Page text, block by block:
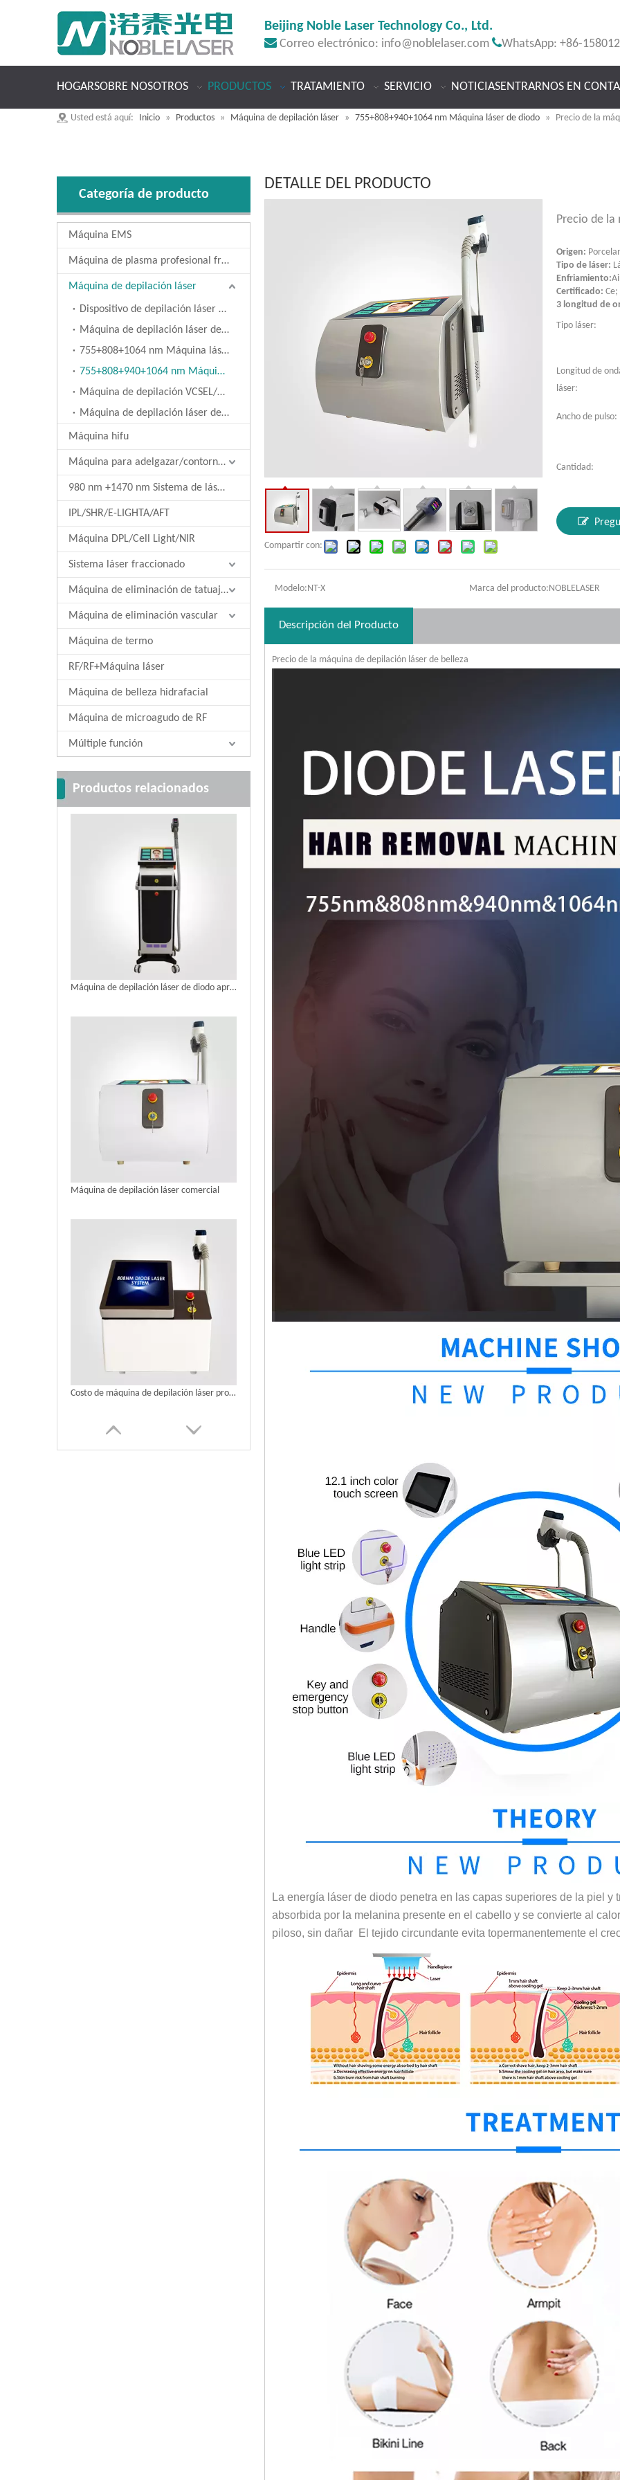
Beijing Noble Laser Technology Co., Ltd.
 Correo electrónico: info@noblelaser.com WhatsApp: +86-
HOGARSOBRE NOSOTROS PRODUCTOS TRATAMIENTO SERVICIO NOTICIASENTRARNOS EN
Usted está aquí: Inicio » Productos » Máquina de depilación láser » 755+808+940+1064 nm Máquina láser de diodo » Precio de la
Categoría de producto
Máquina EMS
Máquina de plasma profesional fría
Máquina de depilación láser
Dispositivo de depilación láser de doble pieza de mano
Máquina de depilación láser de diodo de 808 nm
755+808+1064 nm Máquina láser de diodo
755+808+940+1064 nm Máquina láser de diodo
Máquina de depilación VCSEL/LED
Máquina de depilación láser de diodo acoplado a fibra
Máquina hifu
Máquina para adelgazar/contornear el cuerpo
980 nm +1470 nm Sistema de láser de diodo
IPL/SHR/E-LIGHTA/AFT
Máquina DPL/Cell Light/NIR
Sistema láser fraccionado
Máquina de eliminación de tatuajes láser
Máquina de eliminación vascular
Máquina de termo
RF/RF+Máquina láser
Máquina de belleza hidrafacial
Máquina de microagudo de RF
Múltiple función
Productos relacionados
Máquina de depilación láser de diodo aprobada por la FDA aprobada por la FDA
Máquina de depilación láser comercial
Costo de máquina de depilación láser profesional
DETALLE DEL PRODUCTO
Compartir con:
Precio de la
Origen:
Tipo de láser:
Enfriamiento:
Certificado: Ce;
3 longitud de
Tipo láser:
Longitud de
láser:
Ancho de pulso:
Cantidad:
Modelo:NT-X Marca del producto:NOBLELASER
Descripción del Producto
Precio de la máquina de depilación láser de belleza
La energía láser de diodo penetra en las capas superiores de la piel
absorbida por la melanina presente en el cabello y se convierte al
piloso, sin dañar
El tejido circundante evita topermanentemente el